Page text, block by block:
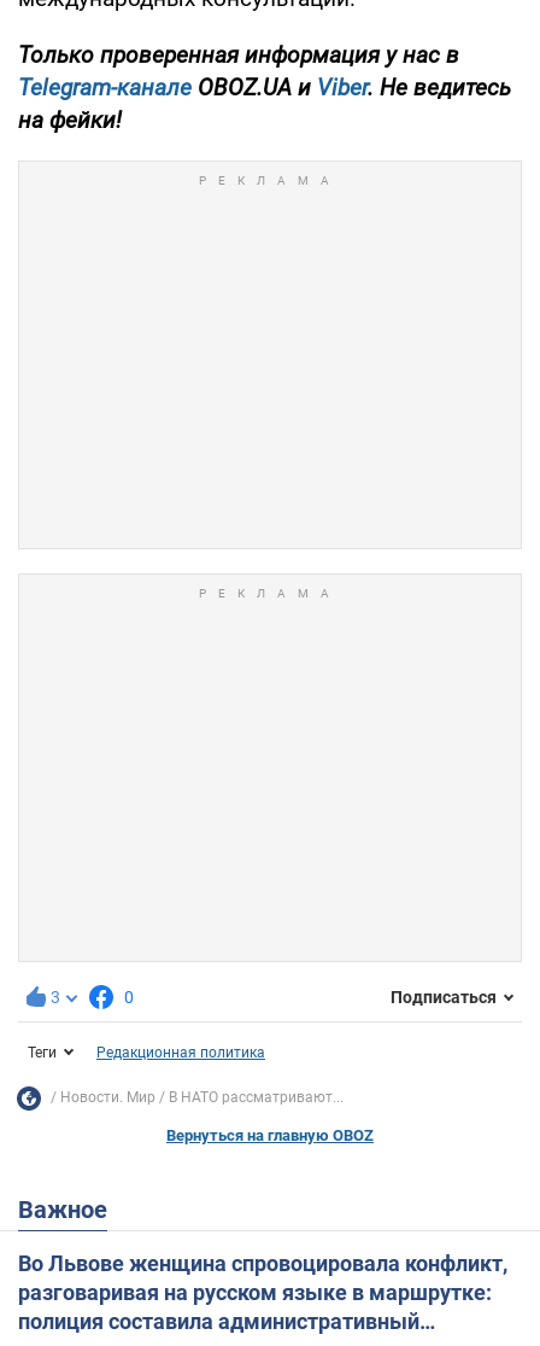
Только проверенная информация у нас в
Telegram-канале OBOZ.UA и Viber. Не ведитесь
на фейки!
3 0 Подписаться
Теги Редакционная политика
Новости. Мир В НАТО рассматривают...
Вернуться на главную OBOZ
Важное
Во Львове женщина спровоцировала конфликт,
разговаривая на русском языке в маршрутке:
полиция составила административный